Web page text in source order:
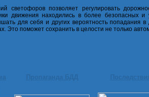
светофоров позволяет регулировать
движения находились в более безопасных и
для себя и других вероятность попадания
Это поможет сохранить в целости не только